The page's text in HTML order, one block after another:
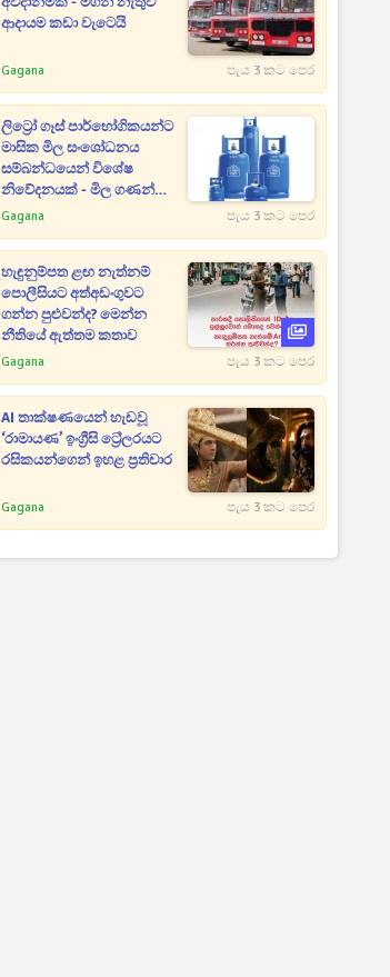
ආදායම කඩා වැටෙයි
Gagana පැය 3 කට පෙර
ලිට්‍රෝ ගෑස් පාර්භෝගිකයන්ට
මාසික මිල සංශෝධනය
සම්බන්ධයෙන් විශේෂ
නිවේදනයක් - මිල ගණන්
මෙන්න
Gagana පැය 3 කට පෙර
හැඳුනුම්පත ළඟ නැත්නම්
පොලීසියට අත්අඩංගුවට
ගන්න පුළුවන්ද? මෙන්න
නීතියේ ඇත්තම කතාව
Gagana පැය 3 කට පෙර
AI තාක්ෂණයෙන් හැඩවූ
‘රාමායණ’ ඉංග්‍රීසි ට්‍රේලරයට
රසිකයන්ගෙන් ඉහළ ප්‍රතිචාර
Gagana පැය 3 කට පෙර